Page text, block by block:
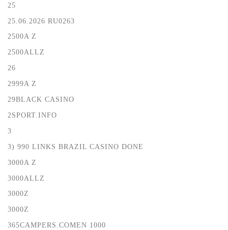
25
25.06.2026 RU0263
2500A Z
2500ALLZ
26
2999A Z
29BLACK CASINO
2SPORT.INFO
3
3) 990 LINKS BRAZIL CASINO DONE
3000A Z
3000ALLZ
3000Z
3000Z
365CAMPERS.COMEN 1000